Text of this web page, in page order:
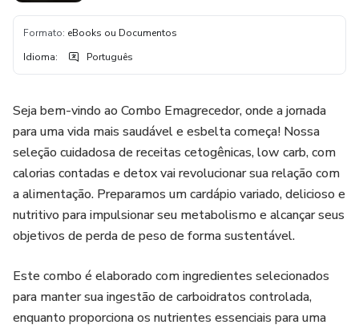
Formato: eBooks ou Documentos
Idioma: Português
Seja bem-vindo ao Combo Emagrecedor, onde a jornada
para uma vida mais saudável e esbelta começa! Nossa
seleção cuidadosa de receitas cetogênicas, low carb, com
calorias contadas e detox vai revolucionar sua relação com
a alimentação. Preparamos um cardápio variado, delicioso e
nutritivo para impulsionar seu metabolismo e alcançar seus
objetivos de perda de peso de forma sustentável.
Este combo é elaborado com ingredientes selecionados
para manter sua ingestão de carboidratos controlada,
enquanto proporciona os nutrientes essenciais para uma